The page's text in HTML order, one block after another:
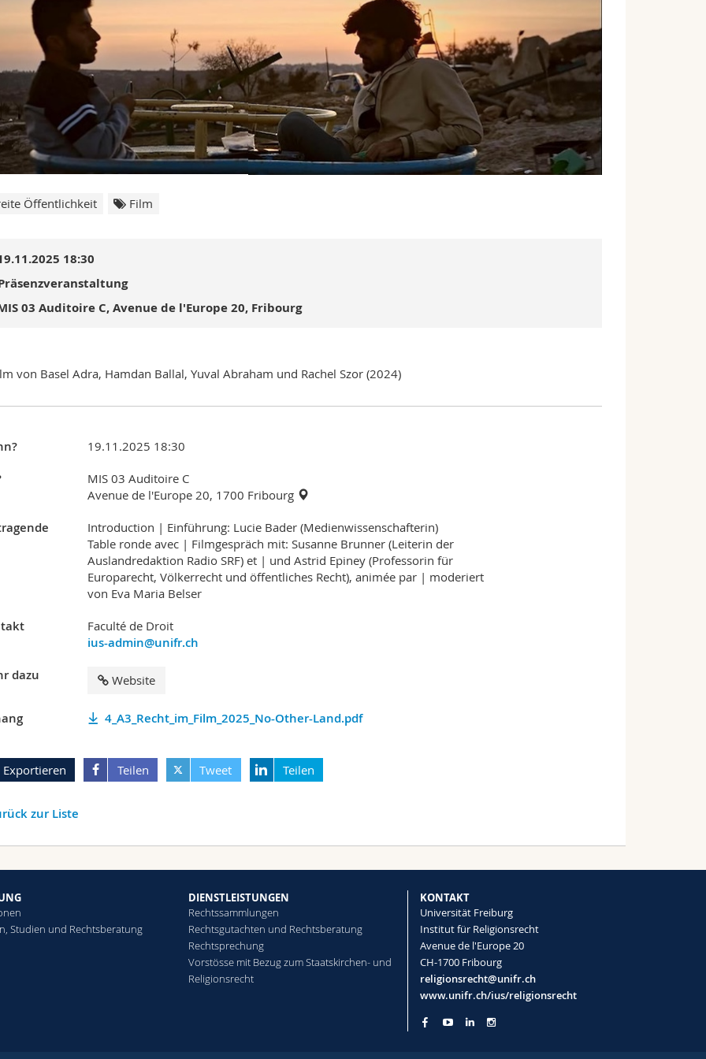
Öffentlichkeit Film
18:30
03 Auditoire C, Avenue de l'Europe 20, Fribourg
von Basel Adra, Hamdan Ballal, Yuval Abraham und Rachel Szor (2024)
19.11.2025 18:30
MIS 03 Auditoire C
Avenue de l'Europe 20, 1700 Fribourg
Introduction | Einführung: Lucie Bader (Medienwissenschafterin)
Table ronde avec | Filmgespräch mit: Susanne Brunner (Leiterin der
Auslandredaktion Radio SRF) et | und Astrid Epiney (Professorin für
Europarecht, Völkerrecht und öffentliches Recht), animée par | moderiert
von Eva Maria Belser
Faculté de Droit
ius-admin@unifr.ch
dazu
Website
4_A3_Recht_im_Film_2025_No-Other-Land.pdf
Exportieren Teilen Tweet Teilen
zur Liste
Studien und Rechtsberatung
DIENSTLEISTUNGEN
Rechtssammlungen
Rechtsgutachten und Rechtsberatung
Rechtsprechung
Vorstösse mit Bezug zum Staatskirchen- und
Religionsrecht
KONTAKT
Universität Freiburg
Institut für Religionsrecht
Avenue de l'Europe 20
CH-1700 Fribourg
religionsrecht@unifr.ch
www.unifr.ch/ius/religionsrecht